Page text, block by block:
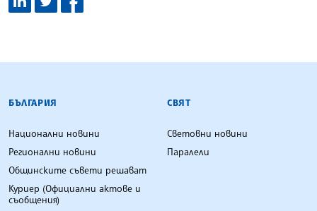
БЪЛГАРСКА ТЕЛЕГРАФНА АГЕНЦИЯ
БЪЛГАРИЯ
Национални новини
Регионални новини
Общинските съвети решават
Куриер (Официални актове и
съобщения)
СВЯТ
Световни новини
Паралели